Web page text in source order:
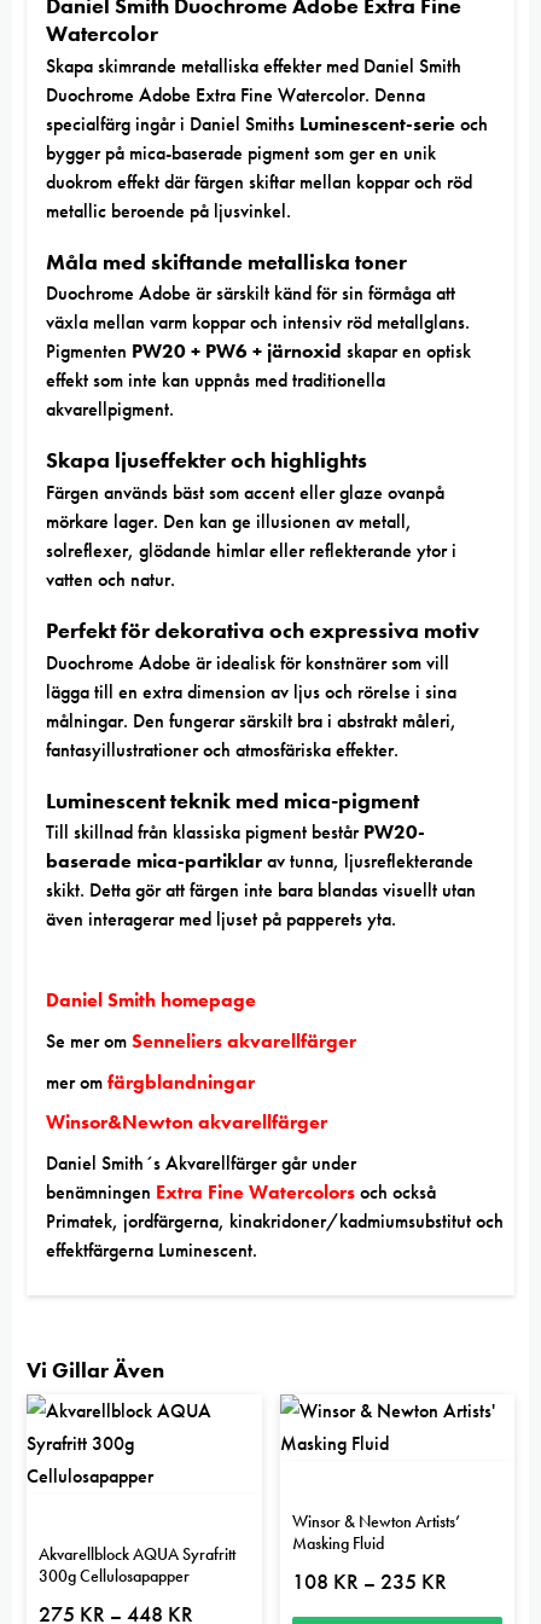
Daniel Smith Duochrome Adobe Extra Fine
Watercolor
Skapa skimrande metalliska effekter med Daniel Smith
Duochrome Adobe Extra Fine Watercolor. Denna
specialfärg ingår i Daniel Smiths Luminescent-serieoch
bygger på mica-baserade pigment som ger en unik
duokrom effekt där färgen skiftar mellan koppar och röd
metallic beroende på ljusvinkel.
Måla med skiftande metalliska toner
Duochrome Adobe är särskilt känd för sin förmåga att
växla mellan varm koppar och intensiv röd metallglans.
Pigmenten PW20 + PW6 + järnoxid skapar en optisk
effekt som inte kan uppnås med traditionella
akvarellpigment.
Skapa ljuseffekter och highlights
Färgen används bäst som accent eller glaze ovanpå
mörkare lager. Den kan ge illusionen av metall,
solreflexer, glödande himlar eller reflekterande ytor i
vatten och natur.
Perfekt för dekorativa och expressiva motiv
Duochrome Adobe är idealisk för konstnärer som vill
lägga till en extra dimension av ljus och rörelse i sina
målningar. Den fungerar särskilt bra i abstrakt måleri,
fantasyillustrationer och atmosfäriska effekter.
Luminescent teknik med mica-pigment
Till skillnad från klassiska pigment bestårPW20-
baserade mica-partiklarav tunna, ljusreflekterande
skikt. Detta gör att färgen inte bara blandas visuellt utan
även interagerar med ljuset på papperets yta.
Daniel Smith homepage
Se mer omSenneliers akvarellfärger
mer omfärgblandningar
Winsor&Newton akvarellfärger
Daniel Smith´s Akvarellfärger går under
benämningen Extra Fine Watercolorsoch också
Primatek, jordfärgerna, kinakridoner/kadmiumsubstitut och
effektfärgerna Luminescent.
Vi Gillar Även
Akvarellblock AQUA Syrafritt
300g Cellulosapapper
275 KR – 448 KR
Winsor & Newton Artists’
Masking Fluid
108 KR – 235 KRPrisintervall:
till